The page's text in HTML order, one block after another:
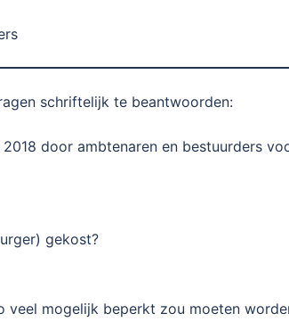
schriftelijk te beantwoorden:
door ambtenaren en bestuurders
gekost?
mogelijk beperkt zou moeten